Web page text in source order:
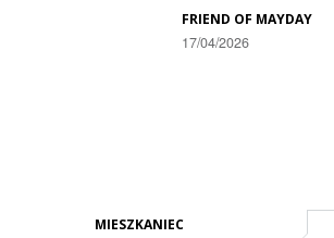
faktach
FRIEND OF MAYDAY
17/04/2026
na
MIESZKANIEC